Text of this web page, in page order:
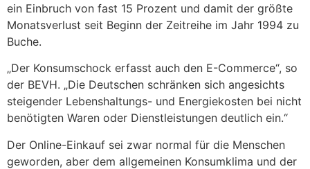
ein Einbruch von fast 15 Prozent und damit der größte
Monatsverlust seit Beginn der Zeitreihe im Jahr 1994 zu
Buche.
„Der Konsumschock erfasst auch den E-Commerce“, so
der BEVH. „Die Deutschen schränken sich angesichts
steigender Lebenshaltungs- und Energiekosten bei nicht
benötigten Waren oder Dienstleistungen deutlich ein.“
Der Online-Einkauf sei zwar normal für die Menschen
geworden, aber dem allgemeinen Konsumklima und der